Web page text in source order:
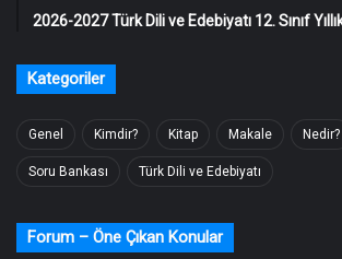
2026-2027 Türk Dili ve Edebiyatı 12. Sınıf
Kategoriler
Genel Kimdir? Kitap Makale Nedir?
Soru Bankası Türk Dili ve Edebiyatı
Forum – Öne Çıkan Konular